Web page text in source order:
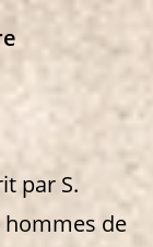
par S.
de